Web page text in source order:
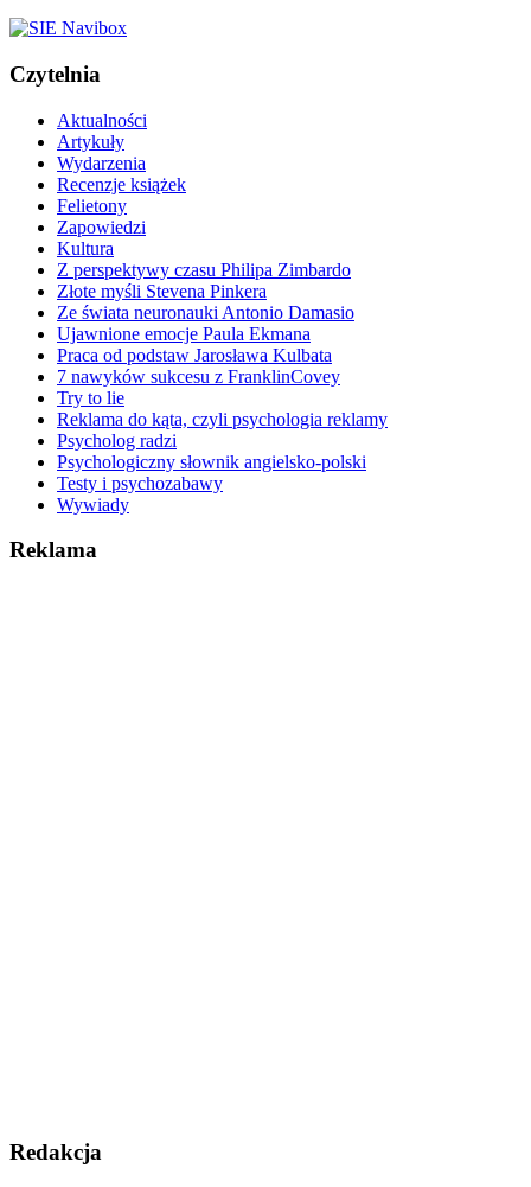
Czytelnia
Aktualności
Artykuły
Wydarzenia
Recenzje książek
Felietony
Zapowiedzi
Kultura
Z perspektywy czasu Philipa Zimbardo
Złote myśli Stevena Pinkera
Ze świata neuronauki Antonio Damasio
Ujawnione emocje Paula Ekmana
Praca od podstaw Jarosława Kulbata
7 nawyków sukcesu z FranklinCovey
Try to lie
Reklama do kąta, czyli psychologia reklamy
Psycholog radzi
Psychologiczny słownik angielsko-polski
Testy i psychozabawy
Wywiady
Reklama
Redakcja